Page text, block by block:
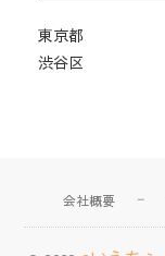
東京都
渋谷区
会社概要